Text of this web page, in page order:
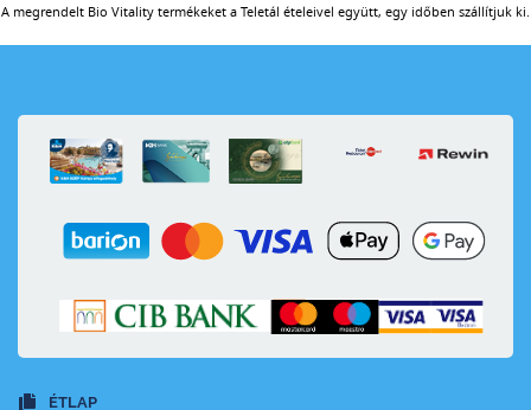
A megrendelt Bio Vitality termékeket a Teletál ételeivel együtt, egy időben szállítjuk ki.
ÉTLAP